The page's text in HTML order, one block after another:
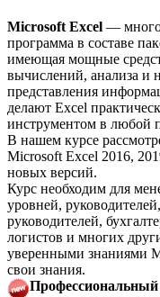
Microsoft Excel —
программа в составе
имеющая мощные
вычислений, анализа и
представления
делают Excel
инструментом в любой
В нашем курсе
Microsoft Excel 2016,
новых версий.
Курс необходим для
уровней,
руководителей,
логистов и многих
уверенными знаниями
свои знания.
Профессиональный